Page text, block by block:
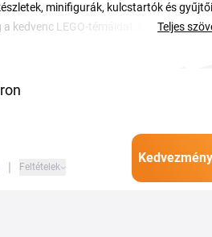
minifigurák, kulcstartók és
kedvenc LEGO-témáidat, legyen szó
a fizetés előtt. Így biztos
Teljes
| Feltételek